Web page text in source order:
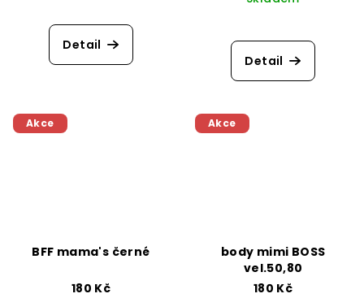
Detail
Detail
Akce
BFF mama's černé
180 Kč
Akce
body mimi BOSS
vel.50,80
180 Kč